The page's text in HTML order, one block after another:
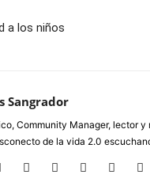
a los niños
Sangrador
Community Manager, lector y
de la vida 2.0